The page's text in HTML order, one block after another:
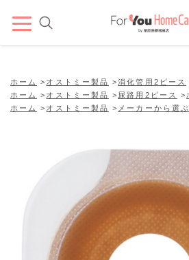
ホーム > オストミー製品 >消化管用2ピース
ホーム
> オストミー製品 > 尿路用2ピース >
ホーム
> オストミー製品 > メーカーから選ぶ